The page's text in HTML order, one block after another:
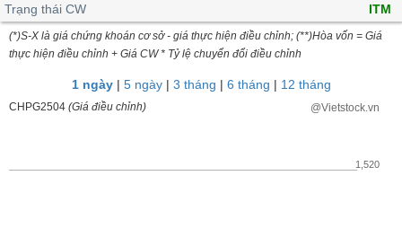
Tài
liệu
cổ
Top
cổ
phiếu
ngành
giao
dịch
Bộ
lọc
cổ
So
Dịch
vụ
Trạng thái CW
ITM
(*)S-X là giá chứng khoán cơ sở - giá thực hiện điều chỉnh; (**)Hòa vốn = Giá
thực hiện điều chỉnh + Giá CW * Tỷ lệ chuyển đổi điều chỉnh
1 ngày| 5 ngày| 3 tháng | 6 tháng | 12 tháng
CHPG2504 (Giá điều chỉnh) @Vietstock.vn
1,520
HÀNG